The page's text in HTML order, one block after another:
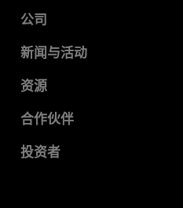
公司
关于 AMD
企业责任
就业机会
联系我们
新闻与活动
新闻中心
媒体库
资源
开发中心
成功案例
合作伙伴
AMD 合作伙伴中心
投资者